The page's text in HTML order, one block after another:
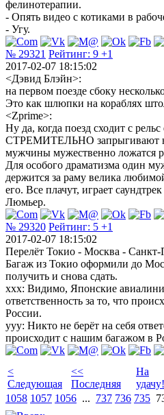
фелинотерапии.
- Опять видео с котиками в
- Угу.
№ 29321 Рейтинг: 9 +1
2017-02-07 18:15:02
<Дэвид Блэйн>:
на первом поезде сбоку
Это как шлюпки на кораблях
<Zprime>:
Ну да, когда поезд сходит с
СТРЕМИТЕЛЬНО запрыгивают
мужчины мужественно ложатся
Для особого драматизма один
держится за раму велика
его. Все плачут, играет
Люмьер.
№ 29320 Рейтинг: 5 +1
2017-02-07 18:15:02
Перелёт Токио - Москва - Санкт-
Багаж из Токио оформили до
получить и снова сдать.
xxx: Видимо, Японские
ответственность за то, что
России.
yyy: Никто не берёт на себя
происходит с нашим багажом в
<
Следующая
<<
Последняя
На
удачу!
1058 1057 1056 ... 737 736 735